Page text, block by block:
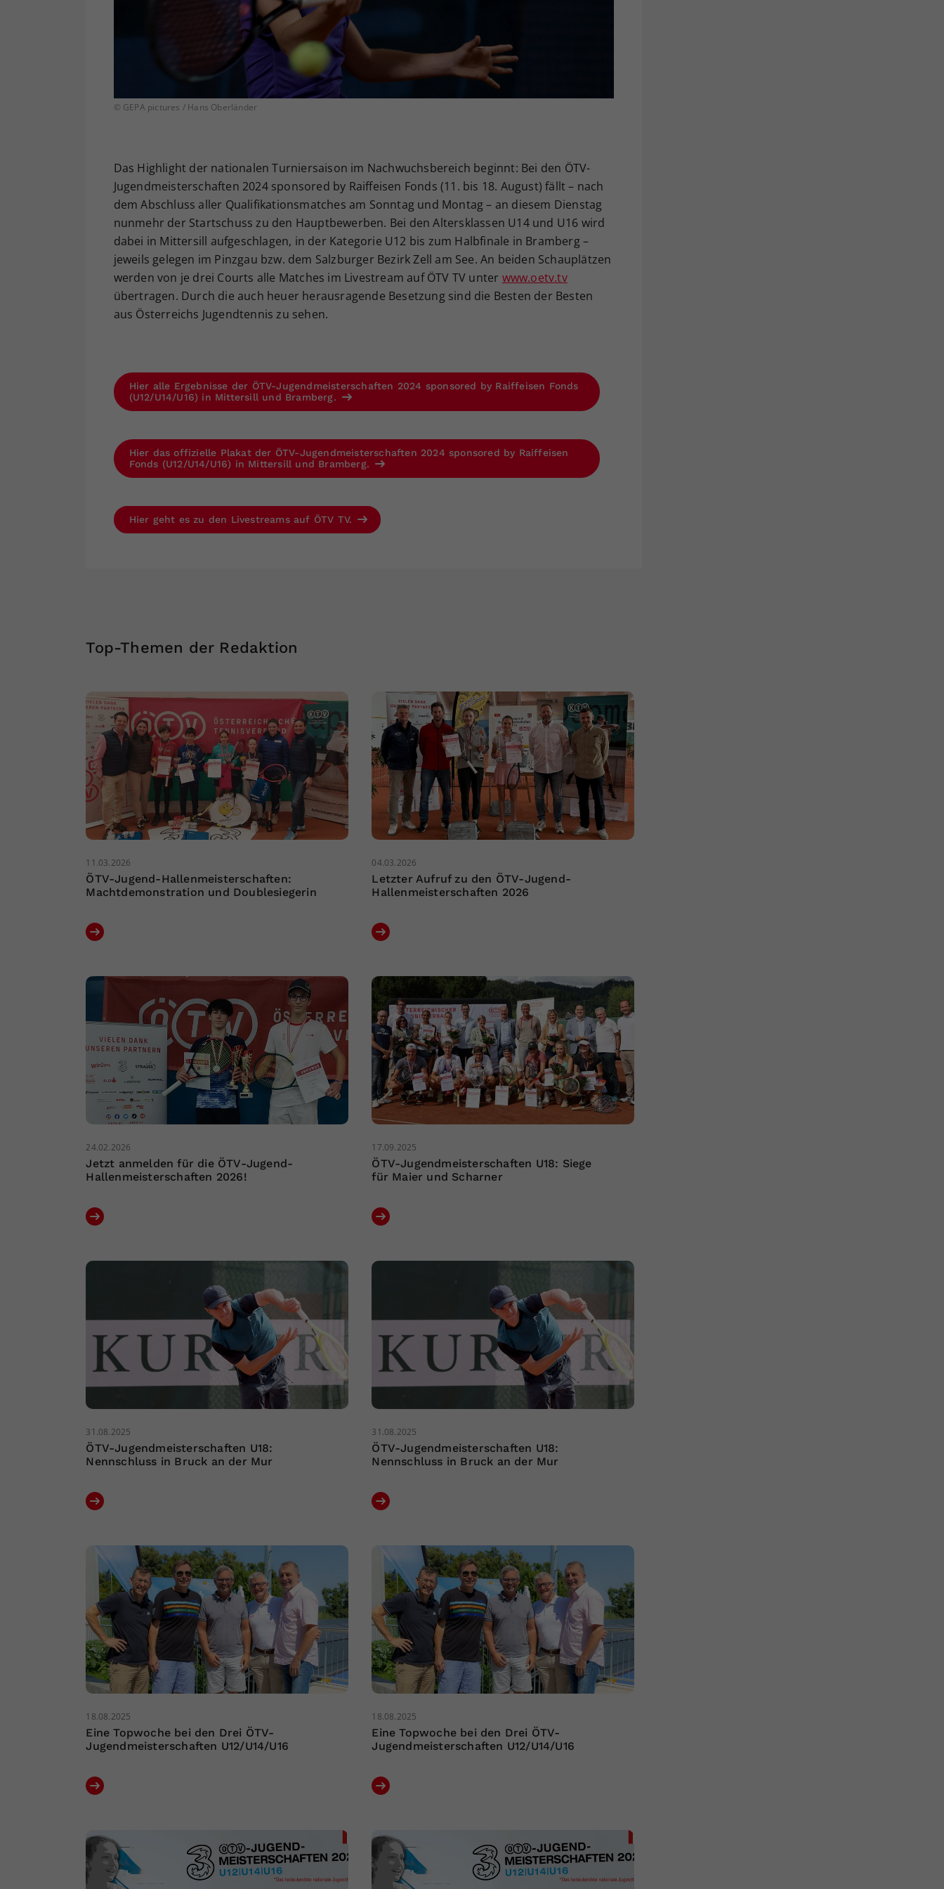
© GEPA pictures / Hans Oberländer
Das Highlight der nationalen Turniersaison im Nachwuchsbereich beginnt: Bei den ÖTV-
Jugendmeisterschaften 2024 sponsored by Raiffeisen Fonds (11. bis 18. August) fällt – nach
dem Abschluss aller Qualifikationsmatches am Sonntag und Montag – an diesem Dienstag
nunmehr der Startschuss zu den Hauptbewerben. Bei den Altersklassen U14 und U16 wird
dabei in Mittersill aufgeschlagen, in der Kategorie U12 bis zum Halbfinale in Bramberg –
jeweils gelegen im Pinzgau bzw. dem Salzburger Bezirk Zell am See. An beiden Schauplätzen
werden von je drei Courts alle Matches im Livestream auf ÖTV TV unter www.oetv.tv
übertragen. Durch die auch heuer herausragende Besetzung sind die Besten der Besten
aus Österreichs Jugendtennis zu sehen.
Hier alle Ergebnisse der ÖTV-Jugendmeisterschaften 2024 sponsored by Raiffeisen Fonds
(U12/U14/U16) in Mittersill und Bramberg.
Hier das offizielle Plakat der ÖTV-Jugendmeisterschaften 2024 sponsored by Raiffeisen
Fonds (U12/U14/U16) in Mittersill und Bramberg.
Hier geht es zu den Livestreams auf ÖTV TV.
Top-Themen der Redaktion
11.03.2026
ÖTV-Jugend-Hallenmeisterschaften:
Machtdemonstration und Doublesiegerin
04.03.2026
Letzter Aufruf zu den ÖTV-Jugend-
Hallenmeisterschaften 2026
24.02.2026
Jetzt anmelden für die ÖTV-Jugend-
Hallenmeisterschaften 2026!
17.09.2025
ÖTV-Jugendmeisterschaften U18: Siege
für Maier und Scharner
31.08.2025
ÖTV-Jugendmeisterschaften U18:
Nennschluss in Bruck an der Mur
31.08.2025
ÖTV-Jugendmeisterschaften U18:
Nennschluss in Bruck an der Mur
18.08.2025
Eine Topwoche bei den Drei ÖTV-
Jugendmeisterschaften U12/U14/U16
18.08.2025
Eine Topwoche bei den Drei ÖTV-
Jugendmeisterschaften U12/U14/U16
Webseiten-Betreiber dies eingestellt hat.